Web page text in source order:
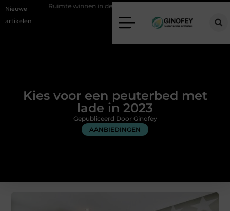
Nieuwe
artikelen
winnen in de slaapkamer met een boxspring met opbergruimte
Kies voor een peuterbed met
lade in 2023
AANBIEDINGEN
Gepubliceerd Door Ginofey